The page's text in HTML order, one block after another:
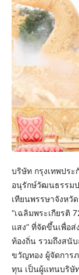
บริษัท กรุงเทพปร
อนุรักษ์วัฒนธรรม
เทียนพรรษาจังหวั
“เฉลิมพระเกียรติ
แสง” ที่จัดขึ้นเพื่อ
ท้องถิ่น รวมถึงสนั
ขวัญทอง ผู้จัดการ
ทุน เป็นผู้แทนบริษั